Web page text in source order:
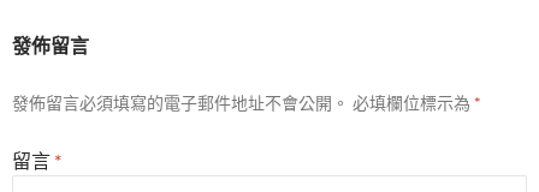
發佈留言
發佈留言必須填寫的電子郵件地址不會公開。 必填欄位標示為 *
留言 *